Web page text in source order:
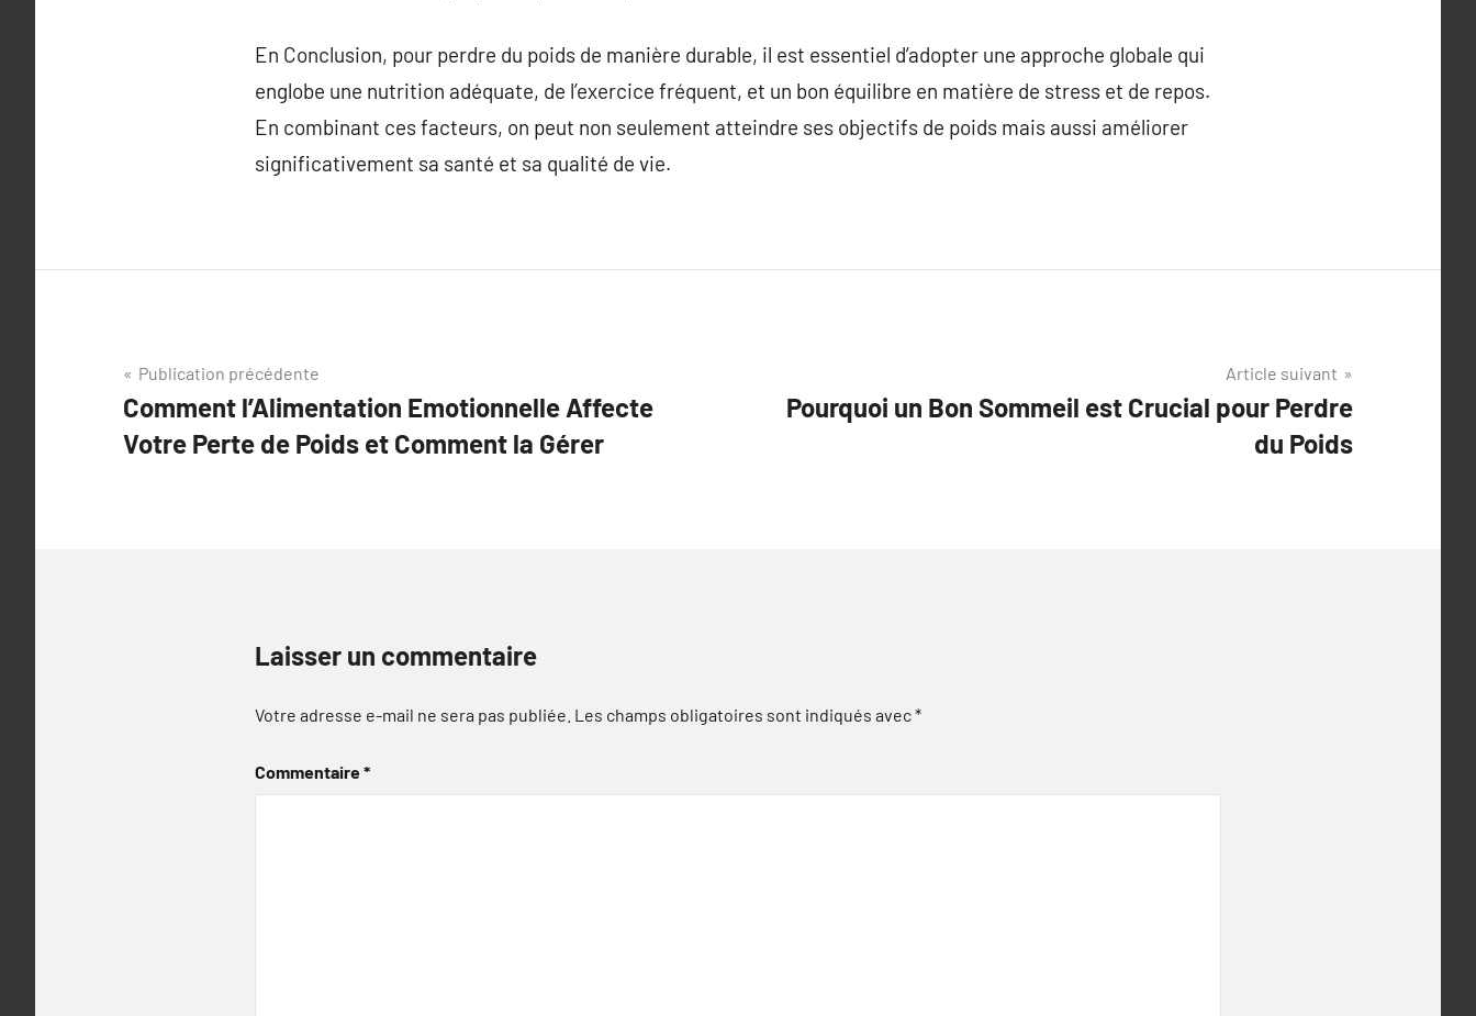
En Conclusion, pour perdre du poids de manière durable, il est essentiel d’adopter une approche globale qui
englobe une nutrition adéquate, de l’exercice fréquent, et un bon équilibre en matière de stress et de repos.
En combinant ces facteurs, on peut non seulement atteindre ses objectifs de poids mais aussi améliorer
significativement sa santé et sa qualité de vie.
Navigation
de
l’article
Publication précédente
Comment l’Alimentation Emotionnelle Affecte
Votre Perte de Poids et Comment la Gérer
Article suivant
Pourquoi un Bon Sommeil est Crucial pour Perdre
du Poids
Laisser un commentaire
Votre adresse e-mail ne sera pas publiée. Les champs obligatoires sont indiqués avec*
Commentaire*